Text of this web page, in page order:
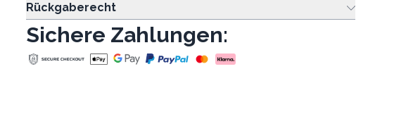
Rückgaberecht
Sichere Zahlungen: